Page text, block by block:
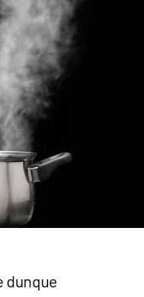
dunque